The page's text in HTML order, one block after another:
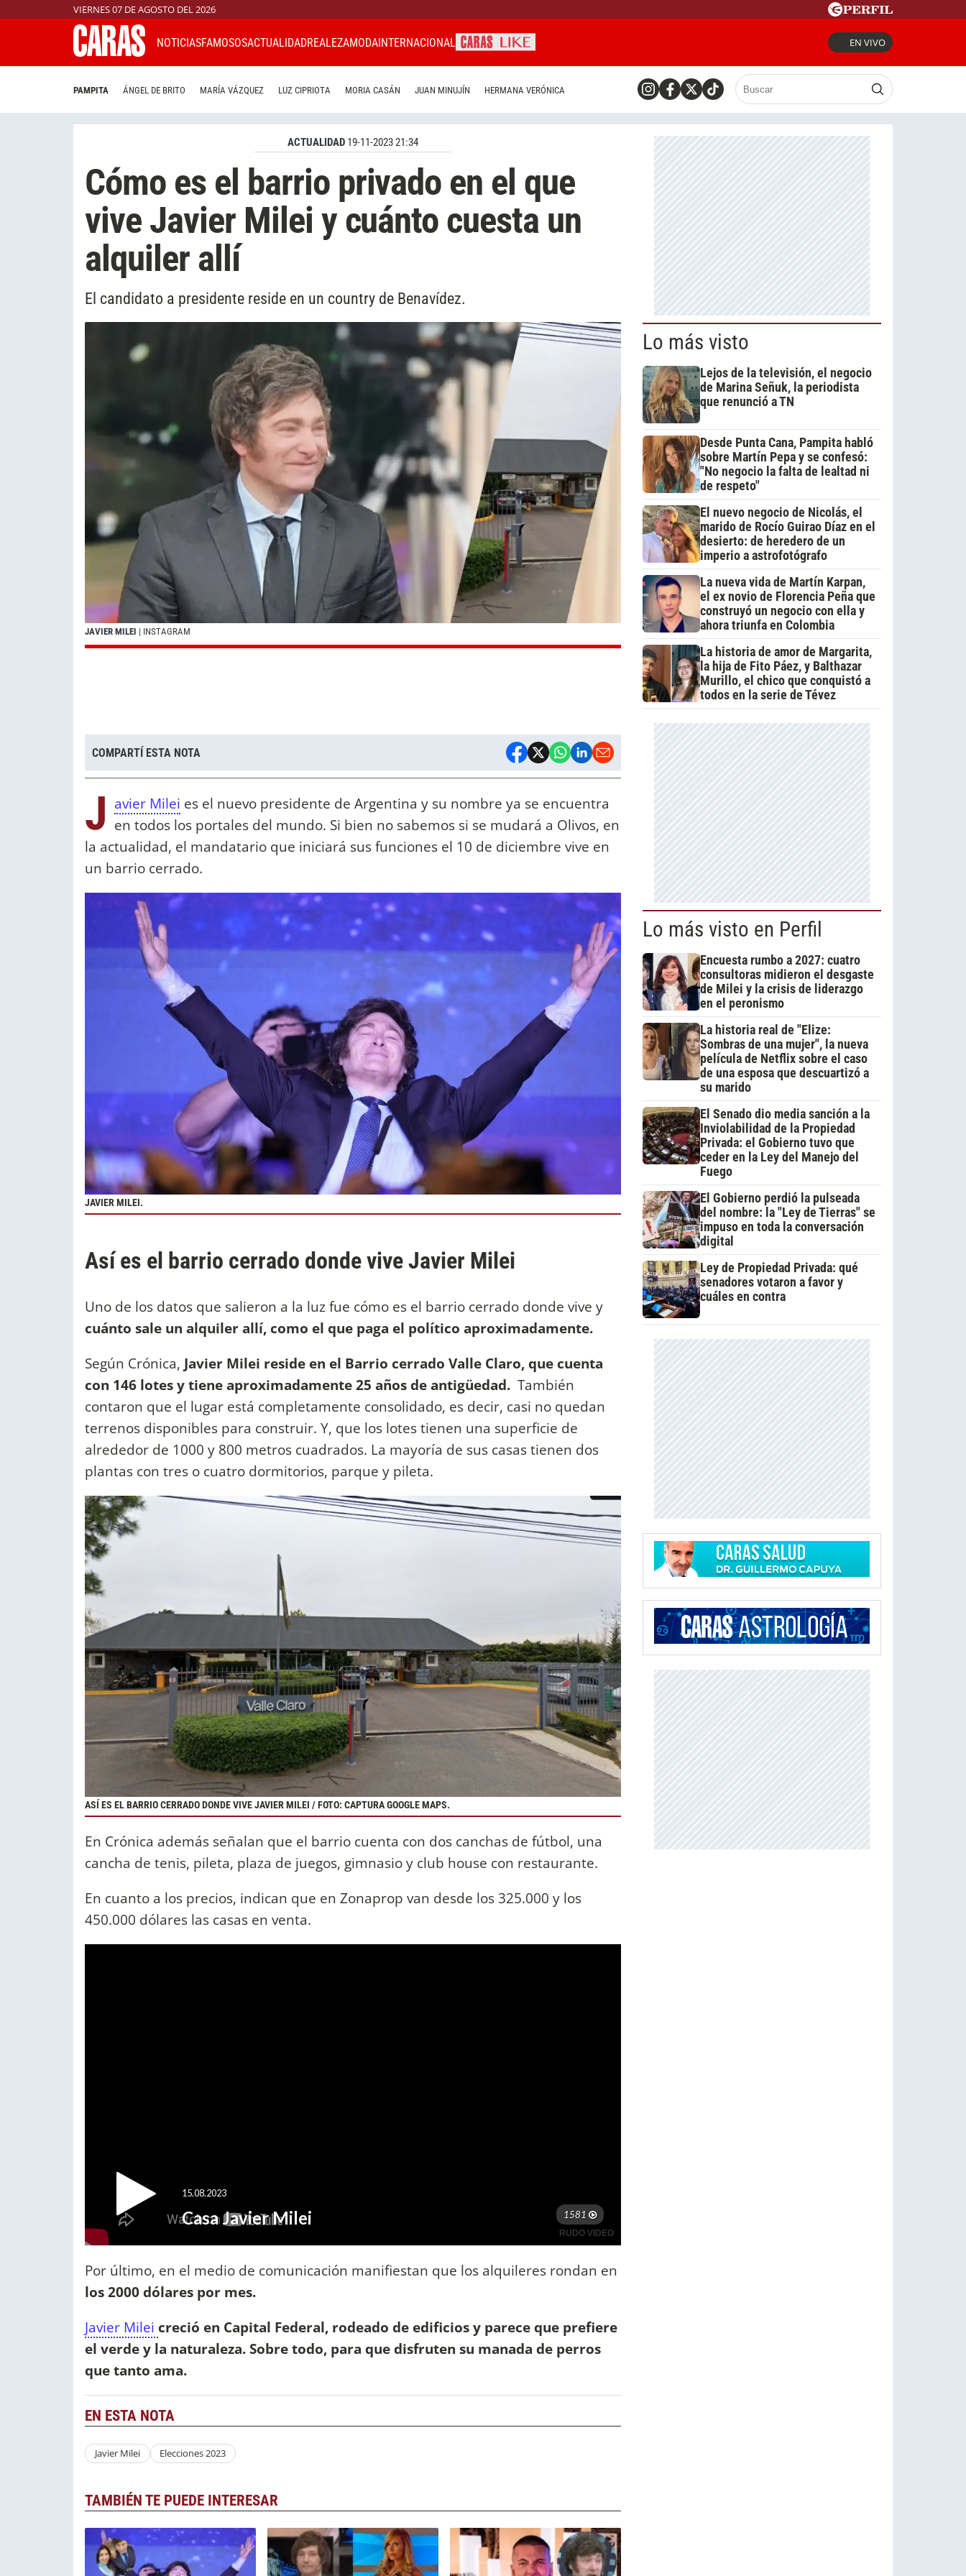
VIERNES 07 DE AGOSTO DEL 2026
NOTICIASFAMOSOSACTUALIDADREALEZAMODAINTERNACIONAL EN VIVO
PAMPITA ÁNGEL DE BRITO MARÍA VÁZQUEZ LUZ CIPRIOTA MORIA CASÁN JUAN MINUJÍN HERMANA VERÓNICA
ACTUALIDAD 19-11-2023 21:34
Cómo es el barrio privado en el que
vive Javier Milei y cuánto cuesta un
alquiler allí
El candidato a presidente reside en un country de Benavídez.
JAVIER MILEI | INSTAGRAM
COMPARTÍ ESTA NOTA
J avier Milei es el nuevo presidente de Argentina y su nombre ya se encuentra
en todos los portales del mundo. Si bien no sabemos si se mudará a Olivos, en
la actualidad, el mandatario que iniciará sus funciones el 10 de diciembre vive en
un barrio cerrado.
JAVIER MILEI.
Así es el barrio cerrado donde vive Javier Milei
Uno de los datos que salieron a la luz fue cómo es el barrio cerrado donde vive y
cuánto sale un alquiler allí, como el que paga el político aproximadamente.
Según Crónica, Javier Milei reside en el Barrio cerrado Valle Claro, que cuenta
con 146 lotes y tiene aproximadamente 25 años de antigüedad. También
contaron que el lugar está completamente consolidado, es decir, casi no quedan
terrenos disponibles para construir. Y, que los lotes tienen una superficie de
alrededor de 1000 y 800 metros cuadrados. La mayoría de sus casas tienen dos
plantas con tres o cuatro dormitorios, parque y pileta.
ASÍ ES EL BARRIO CERRADO DONDE VIVE JAVIER MILEI / FOTO: CAPTURA GOOGLE MAPS.
En Crónica además señalan que el barrio cuenta con dos canchas de fútbol, una
cancha de tenis, pileta, plaza de juegos, gimnasio y club house con restaurante.
En cuanto a los precios, indican que en Zonaprop van desde los 325.000 y los
450.000 dólares las casas en venta.
Por último, en el medio de comunicación manifiestan que los alquileres rondan en
los 2000 dólares por mes.
Javier Milei creció en Capital Federal, rodeado de edificios y parece que prefiere
el verde y la naturaleza. Sobre todo, para que disfruten su manada de perros
que tanto ama.
EN ESTA NOTA
Javier Milei Elecciones 2023
TAMBIÉN TE PUEDE INTERESAR
Lo más visto
Lejos de la televisión, el negocio
de Marina Señuk, la periodista
que renunció a TN
Desde Punta Cana, Pampita habló
sobre Martín Pepa y se confesó:
"No negocio la falta de lealtad ni
de respeto"
El nuevo negocio de Nicolás, el
marido de Rocío Guirao Díaz en el
desierto: de heredero de un
imperio a astrofotógrafo
La nueva vida de Martín Karpan,
el ex novio de Florencia Peña que
construyó un negocio con ella y
ahora triunfa en Colombia
La historia de amor de Margarita,
la hija de Fito Páez, y Balthazar
Murillo, el chico que conquistó a
todos en la serie de Tévez
Lo más visto en Perfil
Encuesta rumbo a 2027: cuatro
consultoras midieron el desgaste
de Milei y la crisis de liderazgo
en el peronismo
La historia real de "Elize:
Sombras de una mujer", la nueva
película de Netflix sobre el caso
de una esposa que descuartizó a
su marido
El Senado dio media sanción a la
Inviolabilidad de la Propiedad
Privada: el Gobierno tuvo que
ceder en la Ley del Manejo del
Fuego
El Gobierno perdió la pulseada
del nombre: la "Ley de Tierras" se
impuso en toda la conversación
digital
Ley de Propiedad Privada: qué
senadores votaron a favor y
cuáles en contra